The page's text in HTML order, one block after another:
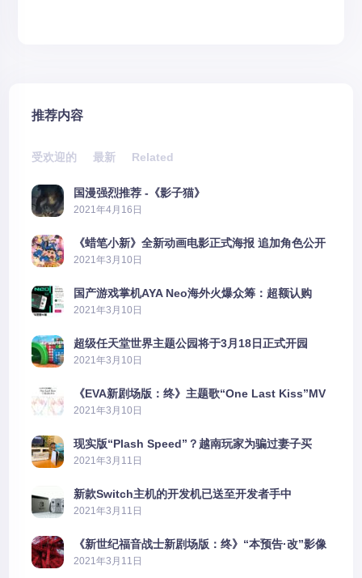
推荐内容
受欢迎的 最新 Related
国漫强烈推荐 -《影子猫》
2021年4月16日
《蜡笔小新》全新动画电影正式海报 追加角色公开
2021年3月10日
国产游戏掌机AYA Neo海外火爆众筹：超额认购
2606%
2021年3月10日
超级任天堂世界主题公园将于3月18日正式开园
2021年3月10日
《EVA新剧场版：终》主题歌“One Last Kiss”MV
公布
2021年3月10日
现实版“Plash Speed”？越南玩家为骗过妻子买
PS5上演好戏
2021年3月11日
新款Switch主机的开发机已送至开发者手中
2021年3月11日
《新世纪福音战士新剧场版：终》“本预告·改”影像
公开
2021年3月11日